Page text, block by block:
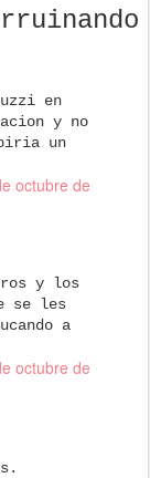
en
y no
un
octubre de
y los
se les
a
octubre de